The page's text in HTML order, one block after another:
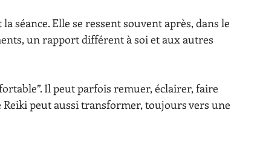
séance. Elle se ressent souvent après, dans le
un rapport différent à soi et aux autres
Il peut parfois remuer, éclairer, faire
Reiki peut aussi transformer, toujours vers une